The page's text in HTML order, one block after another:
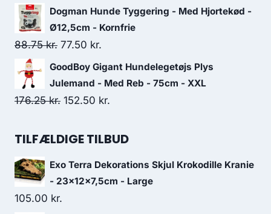
145.00 kr.. 126.25 kr..
oprindelige
pris
103.75 kr..
aktuelle
90.00 kr..
Dogman Hunde Tyggering - Med Hjortekød -
Ø12,5cm - Kornfrie
88.75kr. Den
oprindelige
pris
var:
77.50 kr.
aktuelle
pris
er:
GoodBoy Gigant Hundelegetøjs Plys
Julemand - Med Reb - 75cm - XXL
176.25kr. Den
pris
176.25 kr..
152.50 kr.
pris
152.50 kr..
TILFÆLDIGE TILBUD
Exo Terra Dekorations Skjul Krokodille Kranie
- 23x12x7,5cm - Large
105.00 kr.